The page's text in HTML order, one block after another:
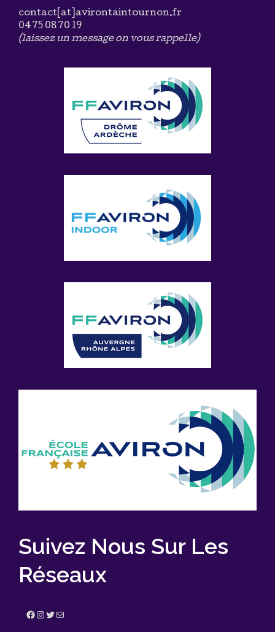
contact[at]avirontaintournon.fr
04 75 08 70 19
(laissez un message on vous rappelle)
Suivez Nous Sur Les
Réseaux
Facebook InstagramTwitter E-mail